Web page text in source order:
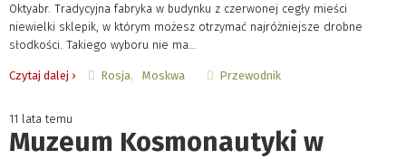
Oktyabr. Tradycyjna fabryka w budynku z czerwonej cegły mieści
niewielki sklepik, w którym możesz otrzymać najróżniejsze drobne
słodkości. Takiego wyboru nie ma…
Czytaj dalej › Rosja Moskwa Przewodnik
11 lata temu
Muzeum Kosmonautyki w